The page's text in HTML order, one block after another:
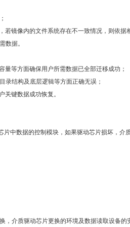
若镜像内的文件系统存在不一致情况，则依据
数据。
量等方面确保用户所需数据已全部迁移成功；
录结构及底层逻辑等方面正确无误；
关键数据成功恢复。
中数据的控制模块，如果驱动芯片损坏，介
介质驱动芯片更换的环境及数据读取设备的